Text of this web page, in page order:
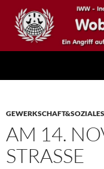
Inhalt
springen
GEWERKSCHAFT&SOZIALES
AM 14.
STRASSE